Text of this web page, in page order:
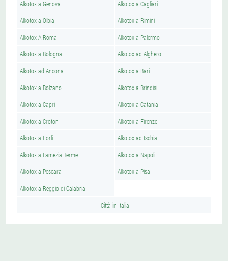
Alkotox a Genova Alkotox a Cagliari
Alkotox a Olbia Alkotox a Rimini
Alkotox A Roma Alkotox a Palermo
Alkotox a Bologna Alkotox ad Alghero
Alkotox ad Ancona Alkotox a Bari
Alkotox a Bolzano Alkotox a Brindisi
Alkotox a Capri Alkotox a Catania
Alkotox a Croton Alkotox a Firenze
Alkotox a Forli Alkotox ad Ischia
Alkotox a Lamezia Terme Alkotox a Napoli
Alkotox a Pescara Alkotox a Pisa
Alkotox a Reggio di Calabria
Città in Italia